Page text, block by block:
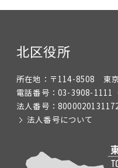
北区役所
所在地： 〒114-8508 東
電話番号： 03-3908-1111
法人番号：
法人番号について